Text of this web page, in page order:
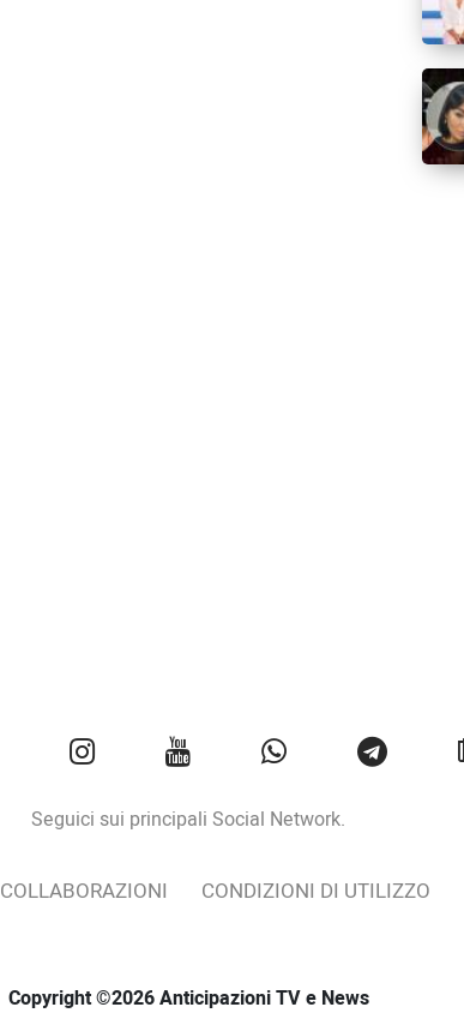
Seguici sui principali Social Network.
COLLABORAZIONI CONDIZIONI DI UTILIZZO
Copyright ©2026 Anticipazioni TV e News